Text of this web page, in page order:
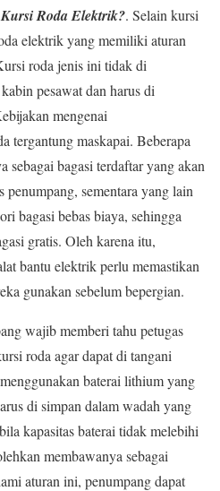
Roda Elektrik?. Selain kursi
elektrik yang memiliki aturan
roda jenis ini tidak di
pesawat dan harus di
mengenai
tergantung maskapai. Beberapa
sebagai bagasi terdaftar yang akan
penumpang, sementara yang lain
bagasi bebas biaya, sehingga
gratis. Oleh karena itu,
bantu elektrik perlu memastikan
gunakan sebelum bepergian.
wajib memberi tahu petugas
roda agar dapat di tangani
baterai lithium yang
di simpan dalam wadah yang
kapasitas baterai tidak melebihi
membawanya sebagai
aturan ini, penumpang dapat